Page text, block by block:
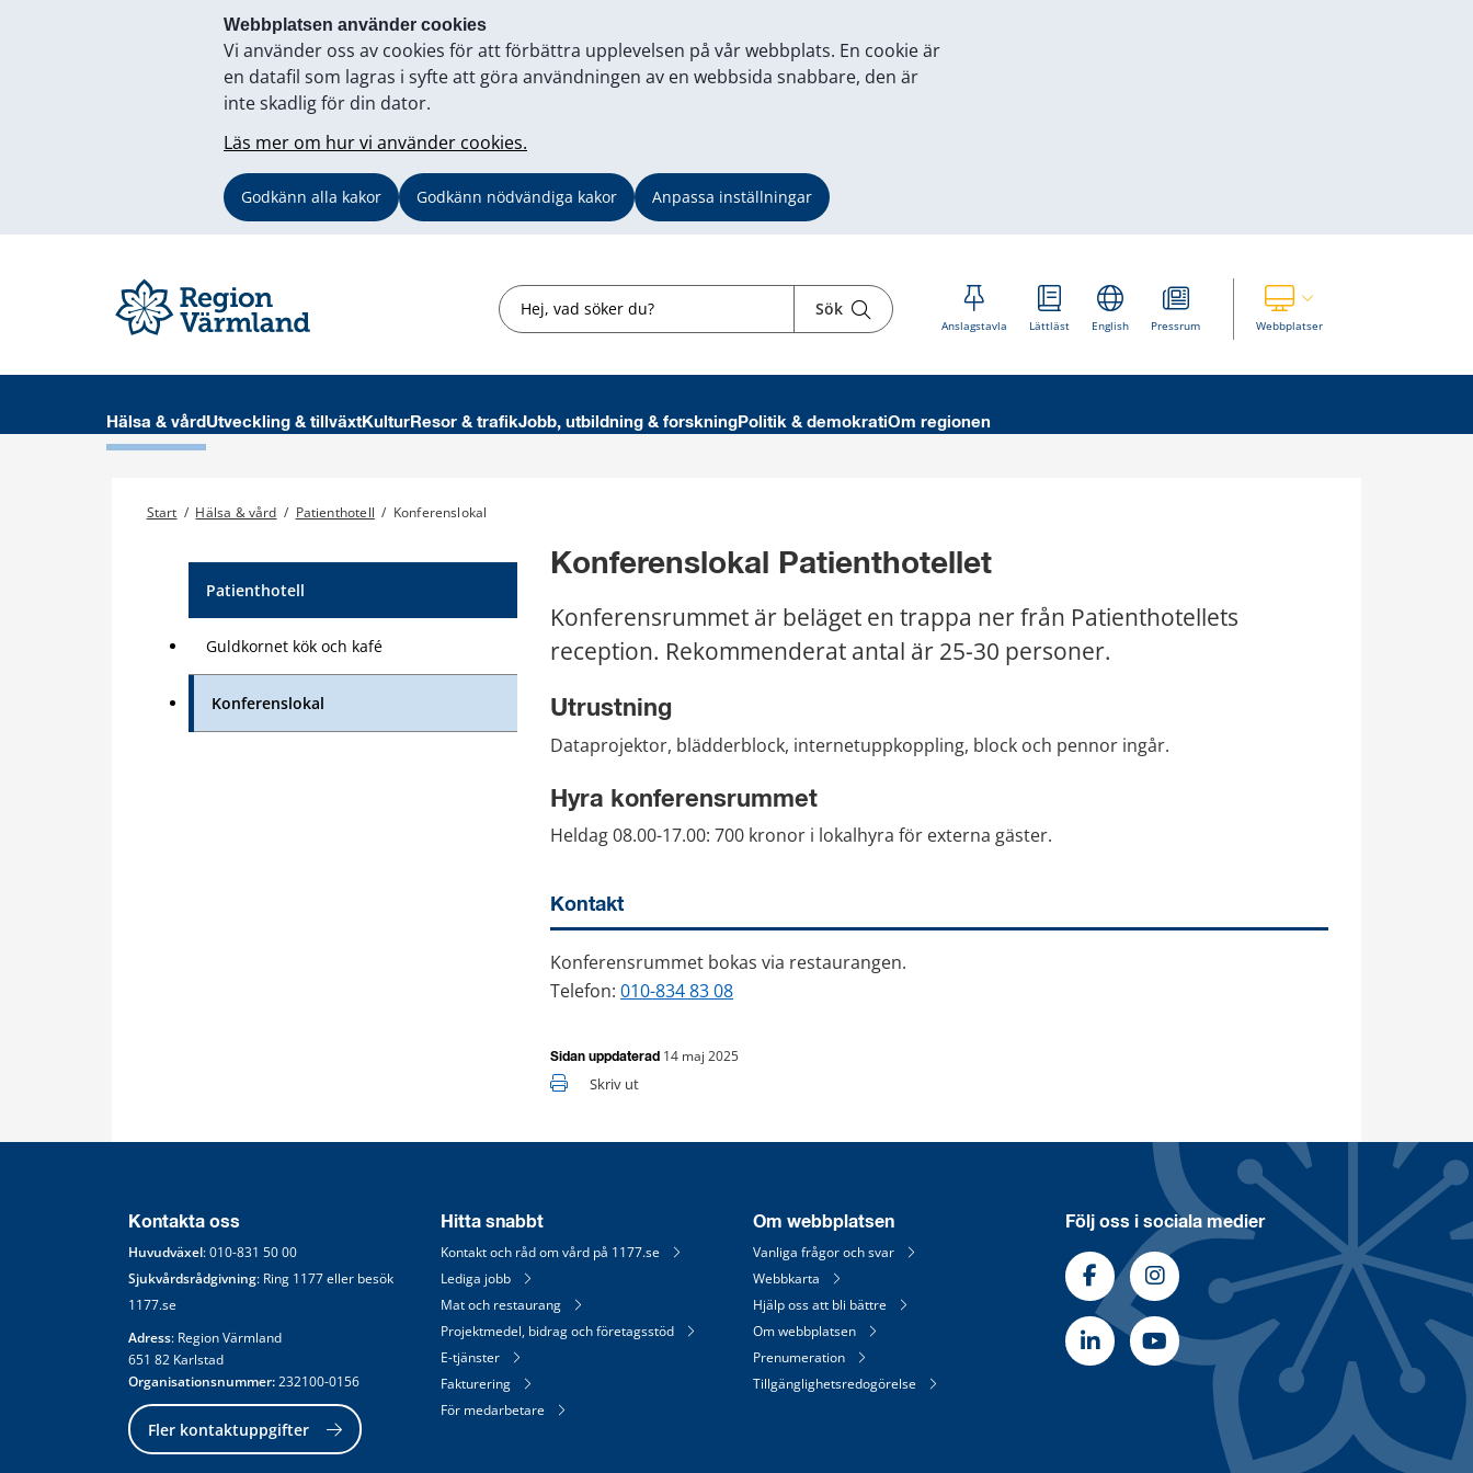
Webbplatsen använder cookies
Vi använder oss av cookies för att förbättra upplevelsen på vår webbplats. En cookie är
en datafil som lagras i syfte att göra användningen av en webbsida snabbare, den är
inte skadlig för din dator.
Läs mer om hur vi använder cookies.
Godkänn alla kakor Godkänn nödvändiga kakor Anpassa inställningar
Sök Sök
Anslagstavla Lättläst English Pressrum WebbplatserVisa våra andra webbplatser
Hälsa & vård Utveckling & tillväxtKulturResor & trafikJobb, utbildning & forskningPolitik & demokratiOm regionen
Start / Hälsa & vård / Patienthotell / Konferenslokal
Patienthotell
Guldkornet kök och kafé
Konferenslokal
Konferenslokal Patienthotellet
Konferensrummet är beläget en trappa ner från Patienthotellets
reception. Rekommenderat antal är 25-30 personer.
Utrustning
Dataprojektor, blädderblock, internetuppkoppling, block och pennor ingår.
Hyra konferensrummet
Heldag 08.00-17.00: 700 kronor i lokalhyra för externa gäster.
Kontakt
Konferensrummet bokas via restaurangen.
Telefon: 010-834 83 08
Sidan uppdaterad 14 maj 2025
Skriv ut
Kontakta oss
Huvudväxel: 010-831 50 00
Sjukvårdsrådgivning: Ring 1177 eller besök
1177.se
Adress: Region Värmland
651 82 Karlstad
Organisationsnummer: 232100-0156
Fler kontaktuppgifter
Hitta snabbt
Kontakt och råd om vård på 1177.se
Lediga jobb
Mat och restaurang
Projektmedel, bidrag och företagsstöd
E-tjänster
Fakturering
För medarbetare
Om webbplatsen
Vanliga frågor och svar
Webbkarta
Hjälp oss att bli bättre
Om webbplatsen
Prenumeration
Tillgänglighetsredogörelse
Följ oss i sociala medier